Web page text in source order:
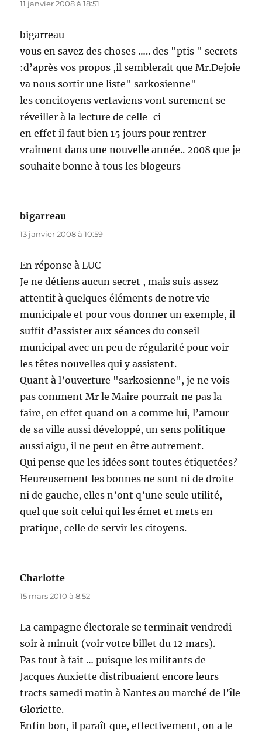
11 janvier 2008 à 18:51
bigarreau
vous en savez des choses ….. des "ptis " secrets
:d’après vos propos ,il semblerait que Mr.Dejoie
va nous sortir une liste" sarkosienne"
les concitoyens vertaviens vont surement se
réveiller à la lecture de celle-ci
en effet il faut bien 15 jours pour rentrer
vraiment dans une nouvelle année.. 2008 que je
souhaite bonne à tous les blogeurs
bigarreau
13 janvier 2008 à 10:59
En réponse à LUC
Je ne détiens aucun secret , mais suis assez
attentif à quelques éléments de notre vie
municipale et pour vous donner un exemple, il
suffit d’assister aux séances du conseil
municipal avec un peu de régularité pour voir
les têtes nouvelles qui y assistent.
Quant à l’ouverture "sarkosienne", je ne vois
pas comment Mr le Maire pourrait ne pas la
faire, en effet quand on a comme lui, l’amour
de sa ville aussi développé, un sens politique
aussi aigu, il ne peut en être autrement.
Qui pense que les idées sont toutes étiquetées?
Heureusement les bonnes ne sont ni de droite
ni de gauche, elles n’ont q’une seule utilité,
quel que soit celui qui les émet et mets en
pratique, celle de servir les citoyens.
Charlotte
15 mars 2010 à 8:52
La campagne électorale se terminait vendredi
soir à minuit (voir votre billet du 12 mars).
Pas tout à fait … puisque les militants de
Jacques Auxiette distribuaient encore leurs
tracts samedi matin à Nantes au marché de l’île
Gloriette.
Enfin bon, il paraît que, effectivement, on a le